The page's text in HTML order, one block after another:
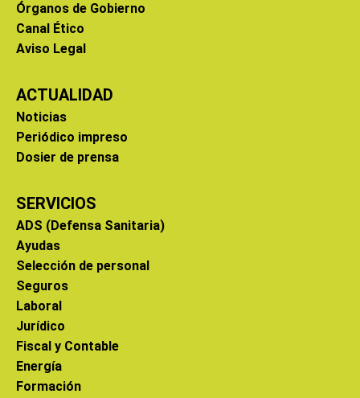
Órganos de Gobierno
Canal Ético
Aviso Legal
ACTUALIDAD
Noticias
Periódico impreso
Dosier de prensa
SERVICIOS
ADS (Defensa Sanitaria)
Ayudas
Selección de personal
Seguros
Laboral
Jurídico
Fiscal y Contable
Energía
Formación